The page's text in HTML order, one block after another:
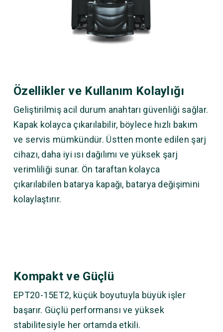
Özellikler ve Kullanım Kolaylığı
Geliştirilmiş acil durum anahtarı güvenliği sağlar.
Kapak kolayca çıkarılabilir, böylece hızlı bakım
ve servis mümkündür. Üstten monte edilen şarj
cihazı, daha iyi ısı dağılımı ve yüksek şarj
verimliliği sunar. Ön taraftan kolayca
çıkarılabilen batarya kapağı, batarya değişimini
kolaylaştırır.
Kompakt ve Güçlü
EPT20-15ET2, küçük boyutuyla büyük işler
başarır. Güçlü performansı ve yüksek
stabilitesiyle her ortamda etkili.